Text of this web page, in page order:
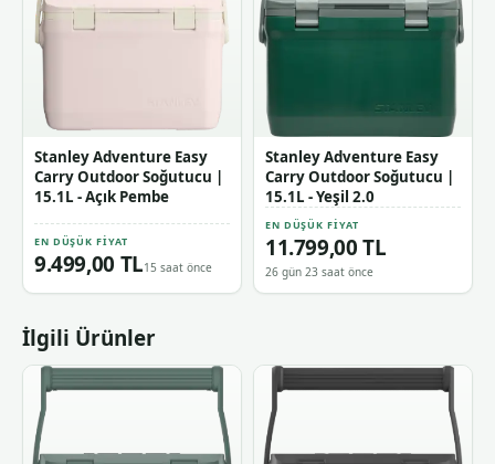
Stanley Adventure Easy
Carry Outdoor Soğutucu |
15.1L - Açık Pembe
EN DÜŞÜK FIYAT
9.499,00 TL15 saat önce
Stanley Adventure Easy
Carry Outdoor Soğutucu |
15.1L - Yeşil 2.0
EN DÜŞÜK FIYAT
11.799,00 TL
26 gün 23 saat önce
İlgili Ürünler